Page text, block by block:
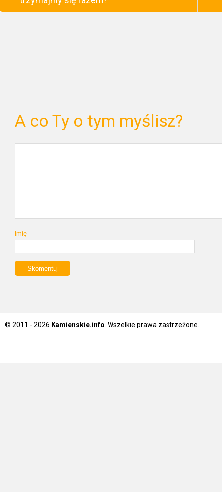
A co Ty o tym myślisz?
Imię
© 2011 - 2026 Kamienskie.info . Wszelkie prawa zastrzeżone.